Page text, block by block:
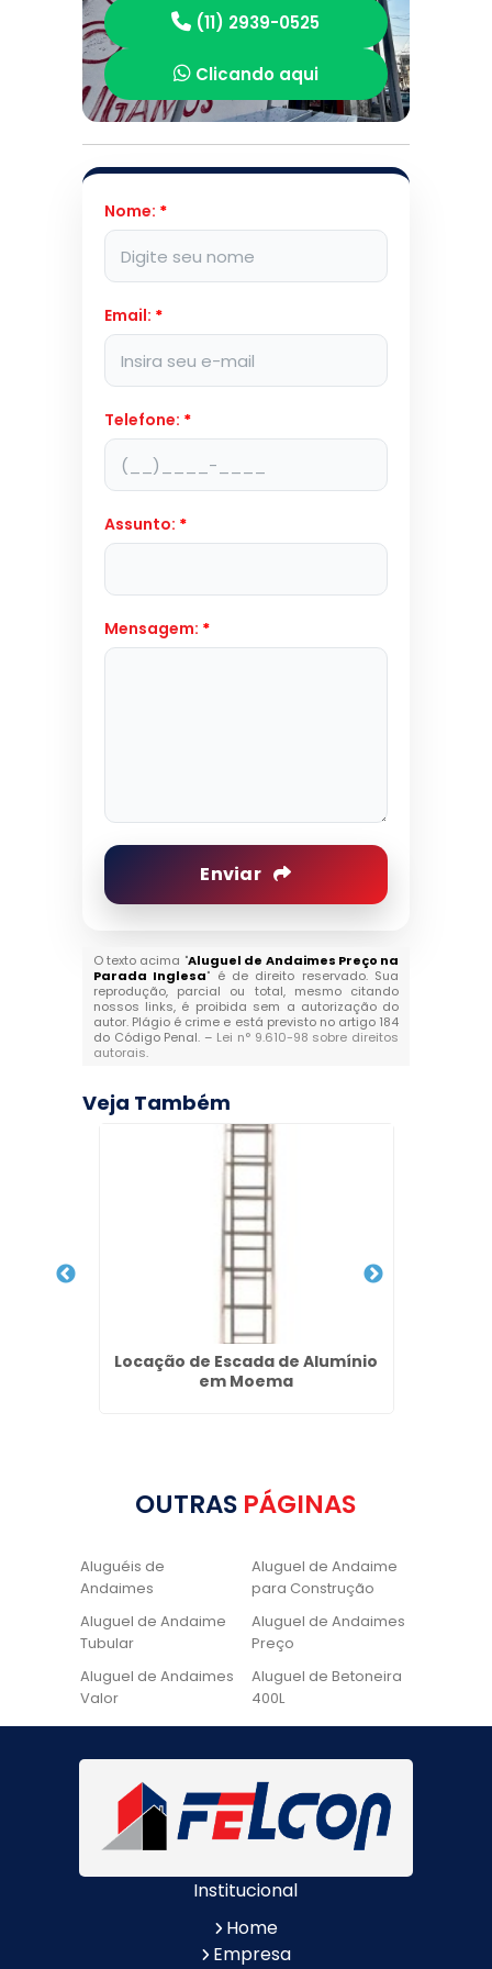
(11) 2939-0525
Clicando aqui
Nome: *
Email: *
Telefone: *
Assunto: *
Mensagem: *
Enviar
O texto acima "Aluguel de Andaimes Preço na
Parada Inglesa" é de direito reservado. Sua
reprodução, parcial ou total, mesmo citando
nossos links, é proibida sem a autorização do
autor. Plágio é crime e está previsto no artigo 184
do Código Penal. – Lei n° 9.610-98 sobre direitos
autorais.
Veja Também
Locação de Escada de Alumínio
em Moema
OUTRAS PÁGINAS
Aluguéis de
Andaimes
Aluguel de Andaime
para Construção
Aluguel de Andaime
Tubular
Aluguel de Andaimes
Preço
Aluguel de Andaimes
Valor
Aluguel de Betoneira
400L
Aluguel de Betoneira
Cadeira de Pintura
Locação de Andaime
Preço
Locação de Andaime
Tubular
Locação de Andaime
Locação de
Quanto Custa
Andaimes
Institucional
Home
Empresa